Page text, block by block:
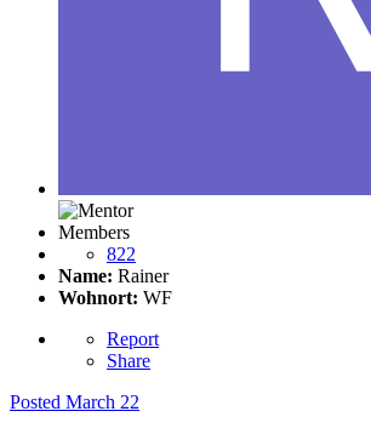
Members
822
Name: Rainer
Wohnort: WF
Report
Share
Posted March 22